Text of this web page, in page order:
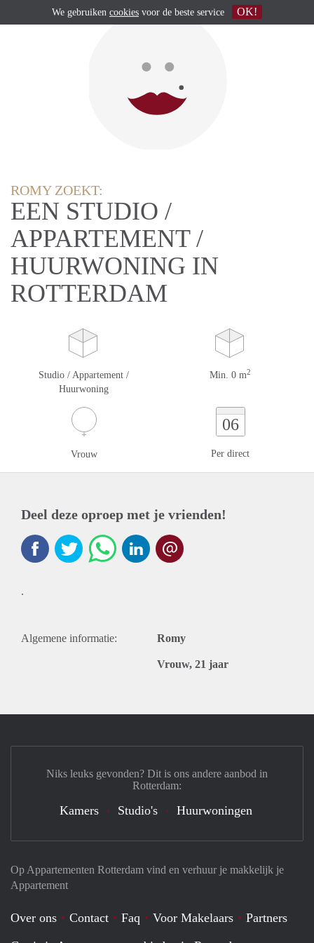
ROMY ZOEKT:
EEN STUDIO /
APPARTEMENT /
HUURWONING IN
ROTTERDAM
Studio / Appartement /
Huurwoning
Min. 0 m2
Vrouw
06
Per direct
Deel deze oproep met je vrienden!
.
Algemene informatie: Romy
Vrouw, 21 jaar
Op Appartementen Rotterdam vind en verhuur je makkelijk je
Appartement
Over ons Contact Faq Voor Makelaars
Partners
Niks leuks gevonden? Dit is ons andere aanbod in
Rotterdam:
Kamers Studio's Huurwoningen
We gebruiken cookies voor de beste service OK!